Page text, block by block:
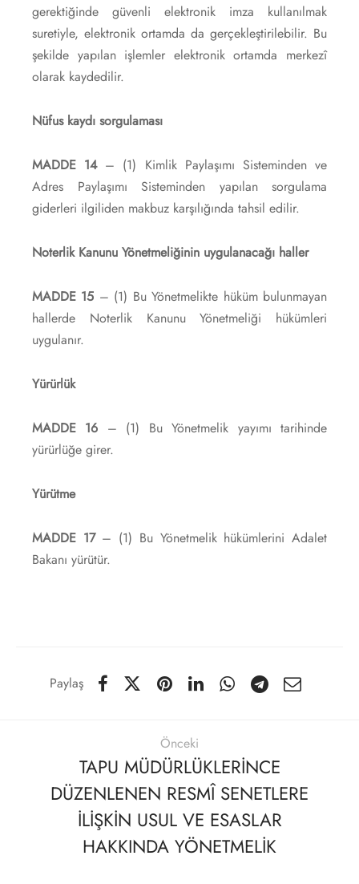
gerektiğinde güvenli elektronik imza kullanılmak
suretiyle, elektronik ortamda da gerçekleştirilebilir. Bu
şekilde yapılan işlemler elektronik ortamda merkezî
olarak kaydedilir.
Nüfus kaydı sorgulaması
MADDE 14– (1) Kimlik Paylaşımı Sisteminden ve
Adres Paylaşımı Sisteminden yapılan sorgulama
giderleri ilgiliden makbuz karşılığında tahsil edilir.
Noterlik Kanunu Yönetmeliğinin uygulanacağı haller
MADDE 15 – (1) Bu Yönetmelikte hüküm bulunmayan
hallerde Noterlik Kanunu Yönetmeliği hükümleri
uygulanır.
Yürürlük
MADDE 16 – (1) Bu Yönetmelik yayımı tarihinde
yürürlüğe girer.
Yürütme
MADDE 17– (1) Bu Yönetmelik hükümlerini Adalet
Bakanı yürütür.
Paylaş
Önceki
TAPU MÜDÜRLÜKLERİNCE
DÜZENLENEN RESMÎ SENETLERE
İLİŞKİN USUL VE ESASLAR
HAKKINDA YÖNETMELİK